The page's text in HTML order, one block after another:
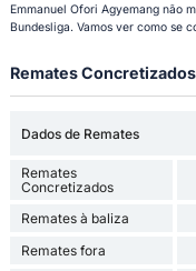
Emmanuel Ofori Agyemang não
Bundesliga. Vamos ver como se
Remates Concretizados
Dados de Remates
Remates
Concretizados
Remates à baliza
Remates fora